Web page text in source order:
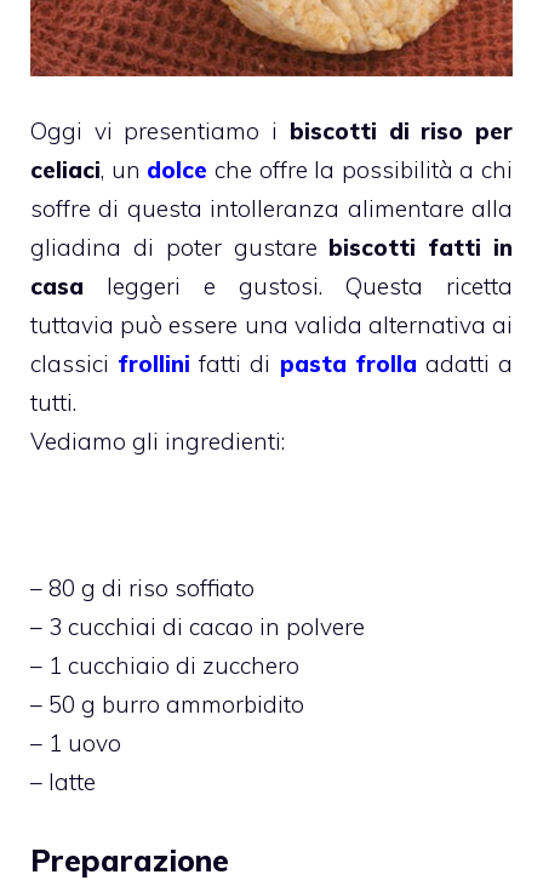
Oggi vi presentiamo i biscotti di riso per
celiaci, un dolce che offre la possibilità a chi
soffre di questa intolleranza alimentare alla
gliadina di poter gustare biscotti fatti in
casa leggeri e gustosi. Questa ricetta
tuttavia può essere una valida alternativa ai
classici frollini fatti di pasta frolla adatti a
tutti.
Vediamo gli ingredienti:
– 80 g di riso soffiato
– 3 cucchiai di cacao in polvere
– 1 cucchiaio di zucchero
– 50 g burro ammorbidito
– 1 uovo
– latte
Preparazione